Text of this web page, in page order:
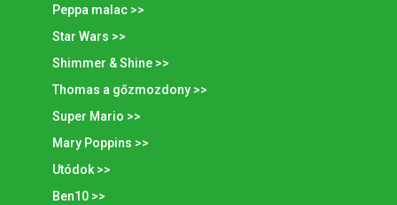
Peppa malac >>
Star Wars >>
Shimmer & Shine >>
Thomas a gőzmozdony >>
Super Mario >>
Mary Poppins >>
Utódok >>
Ben10 >>